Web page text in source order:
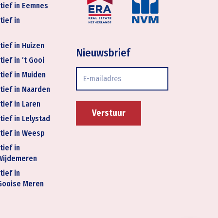
in Eemnes
in
in Huizen
in ’t Gooi
in Muiden
in Naarden
in Laren
in Lelystad
in Weesp
in
in
Meren
Nieuwsbrief